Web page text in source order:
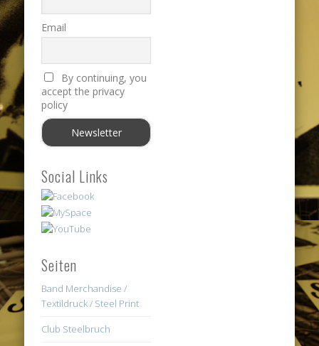
Email
By continuing, you
accept the privacy
policy
Social Links
Seiten
Band Merchandise /
Textildruck / Steel Print
Club Steelbruch